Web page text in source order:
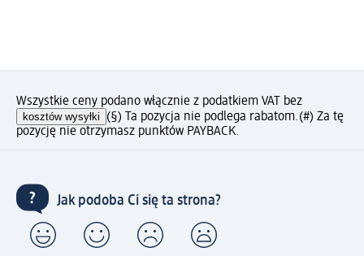
Wszystkie ceny podano włącznie z podatkiem VAT bez
kosztów wysyłki (§) Ta pozycja nie podlega rabatom.(#) Za tę
pozycję nie otrzymasz punktów PAYBACK.
Jak podoba Ci się ta strona?